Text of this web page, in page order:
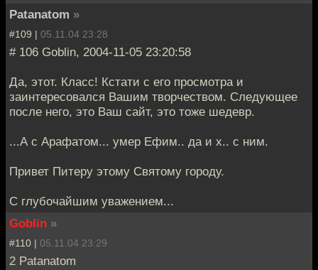
Patanatom »
#109 | 05.11.04 23:28
# 106 Goblin, 2004-11-05 23:20:58
Да, этот. Класс! Кстати с его просмотра и
заинтересовался Вашим творчеством. Следующее
после него, это Ваш сайт, это тоже шедевр.
...А с Арафатом... умер Ефим.. да и х.. с ним.
Привет Питеру этому Святому городу.
С глубочайшим уважением...
Goblin »
#110 | 05.11.04 23:29
2 Patanatom